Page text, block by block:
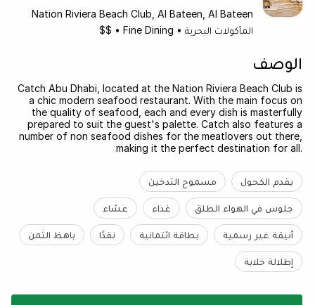
Nation Riviera Beach Club, Al Bateen, Al Bateen
المأكولات البحرية •
Fine Dining
•
$$
الوصف
Catch Abu Dhabi, located at the Nation Riviera Beach Club is
a chic modern seafood restaurant. With the main focus on
the quality of seafood, each and every dish is masterfully
prepared to suit the guest's palette. Catch also features a
number of non seafood dishes for the meatlovers out there,
making it the perfect destination for all.
يقدم الكحول مسموح التدخين
جلوس في الهواء الطلق غداء عشاء
أنيقة غير رسمية بطاقة ائتمانية نقدًا باهظ الثمن
إطلالة خلابة